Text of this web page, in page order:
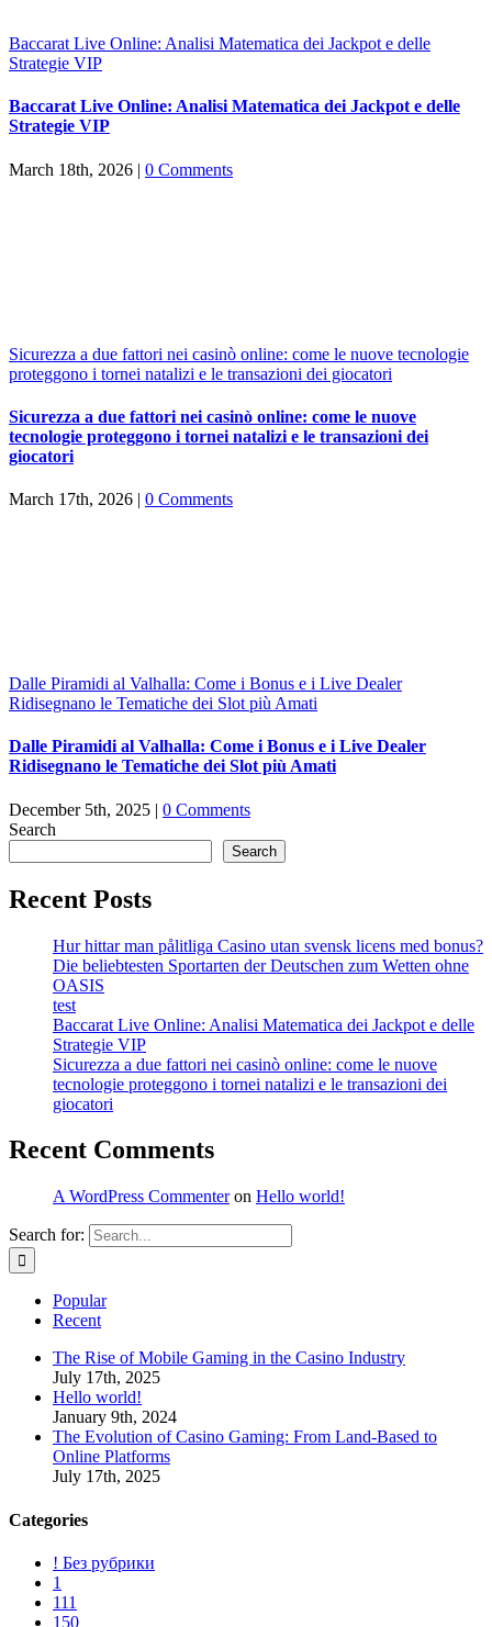
Baccarat Live Online: Analisi Matematica dei Jackpot e delle
Strategie VIP
Baccarat Live Online: Analisi Matematica dei Jackpot e delle
Strategie VIP
March 18th, 2026 | 0 Comments
Sicurezza a due fattori nei casinò online: come le nuove tecnologie
proteggono i tornei natalizi e le transazioni dei giocatori
Sicurezza a due fattori nei casinò online: come le nuove
tecnologie proteggono i tornei natalizi e le transazioni dei
giocatori
March 17th, 2026 | 0 Comments
Dalle Piramidi al Valhalla: Come i Bonus e i Live Dealer
Ridisegnano le Tematiche dei Slot più Amati
Dalle Piramidi al Valhalla: Come i Bonus e i Live Dealer
Ridisegnano le Tematiche dei Slot più Amati
December 5th, 2025 | 0 Comments
Search
Search
Recent Posts
Hur hittar man pålitliga Casino utan svensk licens med bonus?
Die beliebtesten Sportarten der Deutschen zum Wetten ohne
OASIS
test
Baccarat Live Online: Analisi Matematica dei Jackpot e delle
Strategie VIP
Sicurezza a due fattori nei casinò online: come le nuove
tecnologie proteggono i tornei natalizi e le transazioni dei
giocatori
Recent Comments
A WordPress Commenteron Hello world!
Search for:
Popular
Recent
The Rise of Mobile Gaming in the Casino Industry
July 17th, 2025
Hello world!
January 9th, 2024
The Evolution of Casino Gaming: From Land-Based to
Online Platforms
July 17th, 2025
Categories
! Без рубрики
1
111
150